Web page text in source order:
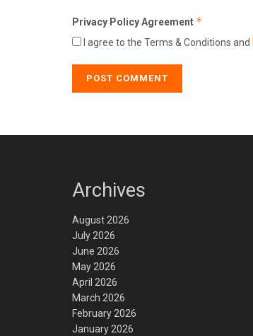
Privacy Policy Agreement *
I agree to the Terms & Conditions and
Archives
August 2026
July 2026
June 2026
May 2026
April 2026
March 2026
February 2026
January 2026